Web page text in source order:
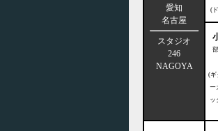
愛知
名古屋
スタジオ
246
NAGOYA
(
(ギ
ー
ッ